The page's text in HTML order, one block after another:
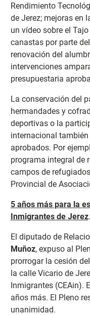
Rendimiento
de Jerez; mejoras en
un vídeo sobre el
canastas por parte
renovación del
intervenciones
presupuestaria
La conservación del
hermandades y
deportivas o la
internacional
aprobados. Por
programa integral de
campos de
Provincial de
5 años más para la
Inmigrantes de Jerez
El diputado de
Muñoz, expuso al
prorrogar la cesión
la calle Vicario de
Inmigrantes (CEAin).
años más. El Pleno
unanimidad.